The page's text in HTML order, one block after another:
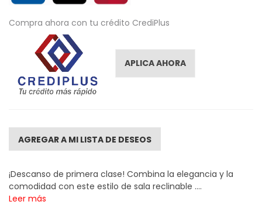
Compra ahora con tu crédito CrediPlus
APLICA AHORA
AGREGAR A MI LISTA DE DESEOS
¡Descanso de primera clase! Combina la elegancia y la
comodidad con este estilo de sala reclinable ....
Leer más